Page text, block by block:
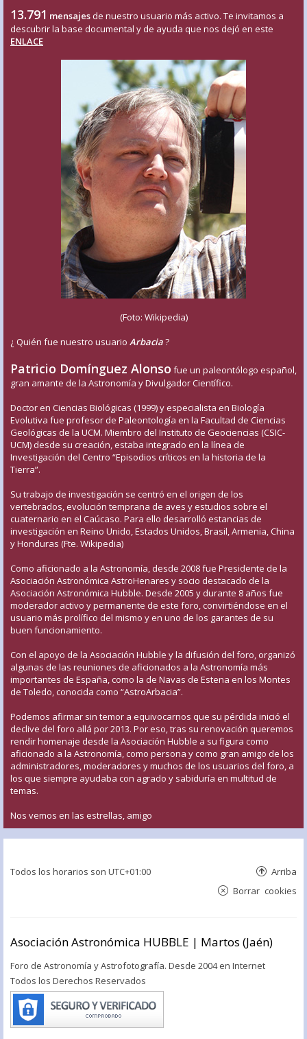
13.791 mensajes de nuestro usuario más activo. Te invitamos a
descubrir la base documental y de ayuda que nos dejó en este
ENLACE
(Foto: Wikipedia)
¿ Quién fue nuestro usuario Arbacia?
Patricio Domínguez Alonso fue un paleontólogo español,
gran amante de la Astronomía y Divulgador Científico.
Doctor en Ciencias Biológicas (1999) y especialista en Biología
Evolutiva fue profesor de Paleontología en la Facultad de Ciencias
Geológicas de la UCM. Miembro del Instituto de Geociencias (CSIC-
UCM) desde su creación, estaba integrado en la línea de
Investigación del Centro “Episodios críticos en la historia de la
Tierra”.
Su trabajo de investigación se centró en el origen de los
vertebrados, evolución temprana de aves y estudios sobre el
cuaternario en el Caúcaso. Para ello desarrolló estancias de
investigación en Reino Unido, Estados Unidos, Brasil, Armenia, China
y Honduras (Fte. Wikipedia)
Como aficionado a la Astronomía, desde 2008 fue Presidente de la
Asociación Astronómica AstroHenares y socio destacado de la
Asociación Astronómica Hubble. Desde 2005 y durante 8 años fue
moderador activo y permanente de este foro, convirtiéndose en el
usuario más prolífico del mismo y en uno de los garantes de su
buen funcionamiento.
Con el apoyo de la Asociación Hubble y la difusión del foro, organizó
algunas de las reuniones de aficionados a la Astronomía más
importantes de España, como la de Navas de Estena en los Montes
de Toledo, conocida como “AstroArbacia”.
Podemos afirmar sin temor a equivocarnos que su pérdida inició el
declive del foro allá por 2013. Por eso, tras su renovación queremos
rendir homenaje desde la Asociación Hubble a su figura como
aficionado a la Astronomía, como persona y como gran amigo de los
administradores, moderadores y muchos de los usuarios del foro, a
los que siempre ayudaba con agrado y sabiduría en multitud de
temas.
Nos vemos en las estrellas, amigo
Todos los horarios son UTC+01:00 Arriba
Borrar cookies
Asociación Astronómica HUBBLE | Martos (Jaén)
Foro de Astronomía y Astrofotografía. Desde 2004 en Internet
Todos los Derechos Reservados